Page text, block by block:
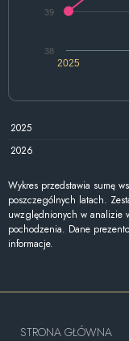
2025
38
39
2025
2026
Wykres przedstawia sumę
poszczególnych latach.
uwzględnionych w analizie
pochodzenia. Dane
informacje.
STRONA GŁÓWNA